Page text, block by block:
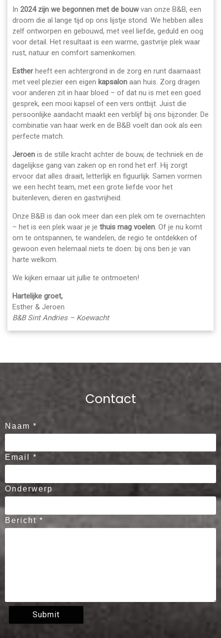
In 2024 zijn we begonnen met de bouwvan onze B&B, een
droom die al lange tijd op ons lijstje stond. We hebben alles
zelf ontworpen en gebouwd, met veel liefde, geduld en oog
voor detail. Het resultaat is een warme, gastvrije plek waar
rust, natuur en comfort samenkomen.
Estherheeft een achtergrond in de zorg en runt daarnaast
met veel plezier een eigen kapsalon aan huis. Zorg dragen
voor anderen zit in haar bloed – of dat nu is met een goed
gesprek, een mooi kapsel of een vers ontbijt. Juist die
persoonlijke aandacht maakt een verblijf bij ons bijzonder. De
combinatie van haar werk en de B&B voelt dan ook als een
perfecte match.
Jeroen is de stille kracht achter de bouw, de techniek en de
dagelijkse gang van zaken op en rond het erf. Hij zorgt
ervoor dat alles draait, letterlijk en figuurlijk. Samen vormen
we een hecht team, met een grote liefde voor het
buitenleven, dieren en gastvrijheid.
Onze B&B is dan ook meer dan een plek om te overnachten
– het is een plek waar je je thuis mag voelen . Of je nu komt
om te ontspannen, te wandelen, de regio te ontdekken of
gewoon even helemaal niets te doen: bij ons ben je van
harte welkom.
We kijken ernaar uit jullie te ontmoeten!
Hartelijke groet,
Esther & Jeroen
B&B Sint Andries – Koewacht
Contact
Naam *
Email *
Onderwerp
Bericht *